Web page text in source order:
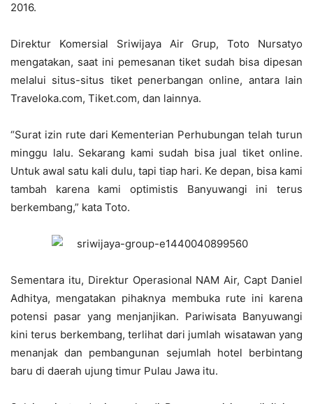
2016.
Direktur Komersial Sriwijaya Air Grup, Toto Nursatyo
mengatakan, saat ini pemesanan tiket sudah bisa dipesan
melalui situs-situs tiket penerbangan online, antara lain
Traveloka.com, Tiket.com, dan lainnya.
“Surat izin rute dari Kementerian Perhubungan telah turun
minggu lalu. Sekarang kami sudah bisa jual tiket online.
Untuk awal satu kali dulu, tapi tiap hari. Ke depan, bisa kami
tambah karena kami optimistis Banyuwangi ini terus
berkembang,” kata Toto.
Sementara itu, Direktur Operasional NAM Air, Capt Daniel
Adhitya, mengatakan pihaknya membuka rute ini karena
potensi pasar yang menjanjikan. Pariwisata Banyuwangi
kini terus berkembang, terlihat dari jumlah wisatawan yang
menanjak dan pembangunan sejumlah hotel berbintang
baru di daerah ujung timur Pulau Jawa itu.